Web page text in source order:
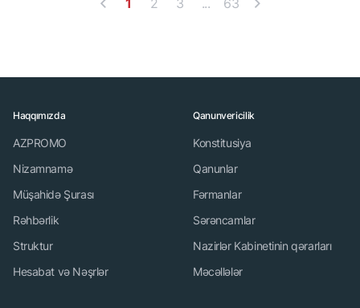
1 2 3 ... 63
Haqqımızda
AZPROMO
Nizamnamə
Müşahidə Şurası
Rəhbərlik
Struktur
Hesabat və Nəşrlər
Qanunvericilik
Konstitusiya
Qanunlar
Fərmanlar
Sərəncamlar
Nazirlər Kabinetinin qərarları
Məcəllələr